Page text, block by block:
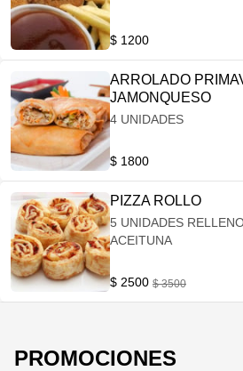
$ 1200
ARROLADO
JAMONQUESO
4 UNIDADES
$ 1800
PIZZA ROLLO
5 UNIDADES
ACEITUNA
$ 2500 $ 3500
PROMOCIONES